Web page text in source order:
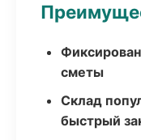
сметы
Склад
быстрый